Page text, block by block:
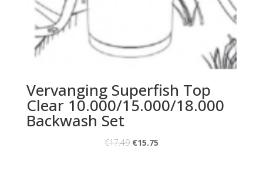
Vervanging Superfish Top
Clear 10.000/15.000/18.000
Backwash Set
€17.49 €15.75